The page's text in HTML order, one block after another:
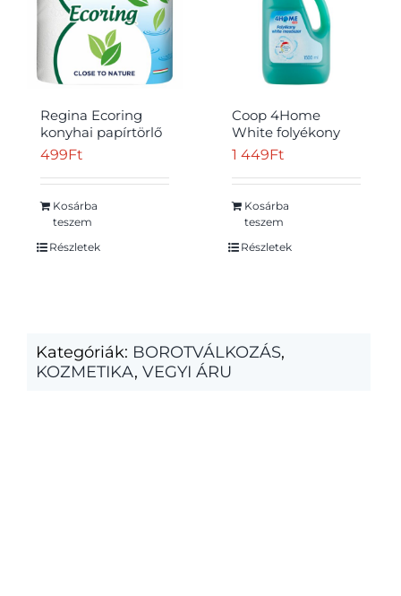
Regina Ecoring
konyhai papírtörlő
2 rétegű 2 tekercs
499Ft
Kosárba
teszem
Részletek
Coop 4Home
White folyékony
mosószer 1500 ml
1 449Ft
Kosárba
teszem
Részletek
Kategóriák: BOROTVÁLKOZÁS,
KOZMETIKA, VEGYI ÁRU